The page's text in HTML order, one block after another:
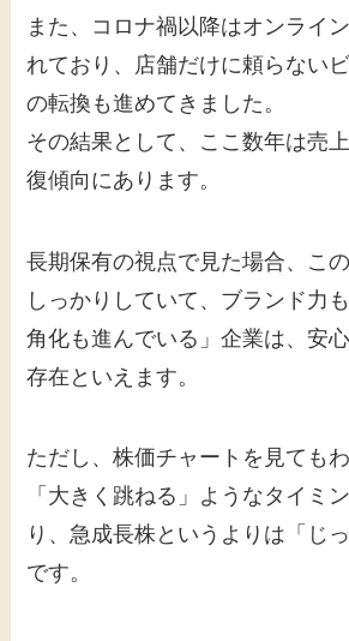
また、コロナ禍以降はオンライ
れており、店舗だけに頼らない
の転換も進めてきました。
その結果として、ここ数年は売
復傾向にあります。
長期保有の視点で見た場合、こ
しっかりしていて、ブランド力
角化も進んでいる」企業は、安
存在といえます。
ただし、株価チャートを見てもわ
「大きく跳ねる」ようなタイミ
り、急成長株というよりは「じ
です。